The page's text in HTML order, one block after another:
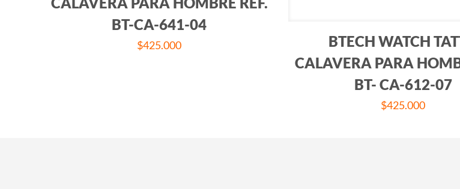
BT-CA-641-04
$425.000
BTECH WATCH
CALAVERA PARA
BT- CA-612-07
$425.000